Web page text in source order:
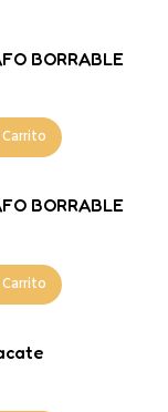
BORRABLE
BORRABLE